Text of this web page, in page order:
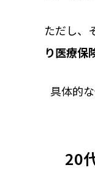
ただし、
り医療保
具体的
20